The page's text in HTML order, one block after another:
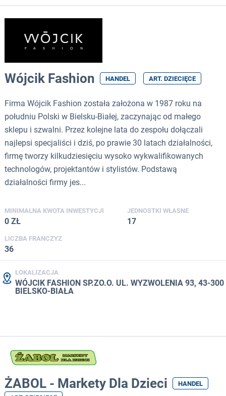
Wójcik Fashion HANDEL ART. DZIECIĘCE
Firma Wójcik Fashion została założona w 1987 roku na
południu Polski w Bielsku-Białej, zaczynając od małego
sklepu i szwalni. Przez kolejne lata do zespołu dołączali
najlepsi specjaliści i dziś, po prawie 30 latach działalności,
firmę tworzy kilkudziesięciu wysoko wykwalifikowanych
technologów, projektantów i stylistów. Podstawą
działalności firmy jes...
MINIMALNA KWOTA INWESTYCJI
0 ZŁ
JEDNOSTKI WŁASNE
17
LICZBA FRANCZYZ
36
LOKALIZACJA
WÓJCIK FASHION SP.ZO.O. UL. WYZWOLENIA 93, 43-300
BIELSKO-BIAŁA
ŻABOL - Markety Dla Dzieci
HANDEL